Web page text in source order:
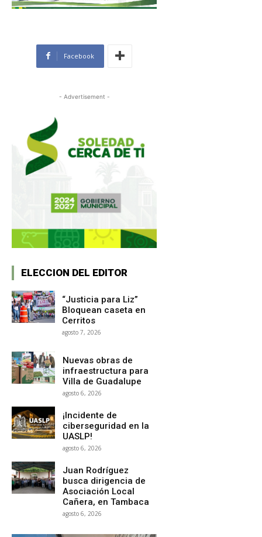
Facebook
- Advertisement -
ELECCION DEL EDITOR
“Justicia para Liz”
Bloquean caseta en
Cerritos
agosto 7, 2026
Nuevas obras de
infraestructura para
Villa de Guadalupe
agosto 6, 2026
¡Incidente de
ciberseguridad en la
UASLP!
agosto 6, 2026
Juan Rodríguez
busca dirigencia de
Asociación Local
Cañera, en Tambaca
agosto 6, 2026